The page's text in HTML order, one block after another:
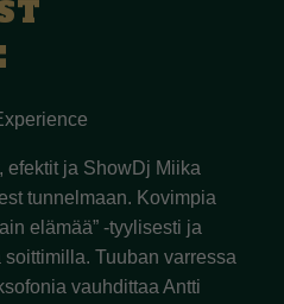
efektit ja ShowDj Miika
tunnelmaan. Kovimpia
elämää” -tyylisesti ja
Tuuban varressa
vauhdittaa Antti